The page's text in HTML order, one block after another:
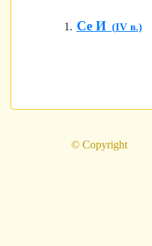
Се И (IV в.)
© Copyright